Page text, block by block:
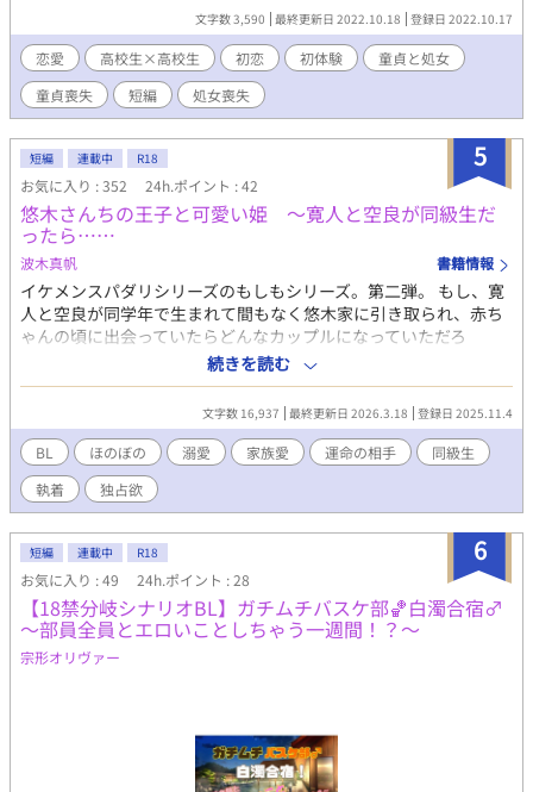
文字数 3,590 最終更新日 2022.10.18 登録日 2022.10.17
恋愛 高校生×高校生 初恋 初体験
童貞と処女
童貞喪失
短編 処女喪失
5
短編 連載中 R18
お気に入り : 352 24h.ポイント : 42
悠木さんちの王子と可愛い姫 〜寛人と空良が同級生だ
ったら……
波木真帆 書籍情報
イケメンスパダリシリーズのもしもシリーズ。第二弾。 もし、寛
人と空良が同学年で生まれて間もなく悠木家に引き取られ、赤ち
ゃんの頃に出会っていたらどんなカップルになっていただろ
う……。 凌也と理央に続けてこちらも独立してみました。 本編で
はかなり執着がすごかった寛人ですが、生まれたての空良に出会
い、さらに執着に拍車がかかっています。 本編シリーズがR18の
ため、こちらも念の為つけています。 こちらにR18のお話を投稿
するのは成長してからになりますのでしばらくはありません。 本
編をご存知の方に向けての完全お遊びですので、本編を未読の方
はぜひ本編も合わせてご覧いただければ嬉しいです。
続きを読む
文字数 16,937 最終更新日 2026.3.18 登録日 2025.11.4
BL ほのぼの 溺愛 家族愛 運命の相手
同級生
執着
独占欲
6
短編 連載中 R18
お気に入り : 49 24h.ポイント : 28
【18禁分岐シナリオBL】ガチムチバスケ部🏀白濁合宿♂
～部員全員とエロいことしちゃう一週間！？～
宗形オリヴァー